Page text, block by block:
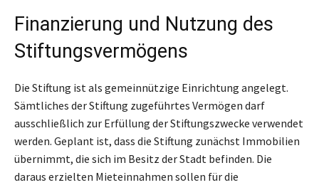
Finanzierung und Nutzung des
Stiftungsvermögens
Die Stiftung ist als gemeinnützige Einrichtung angelegt.
Sämtliches der Stiftung zugeführtes Vermögen darf
ausschließlich zur Erfüllung der Stiftungszwecke verwendet
werden. Geplant ist, dass die Stiftung zunächst Immobilien
übernimmt, die sich im Besitz der Stadt befinden. Die
daraus erzielten Mieteinnahmen sollen für die